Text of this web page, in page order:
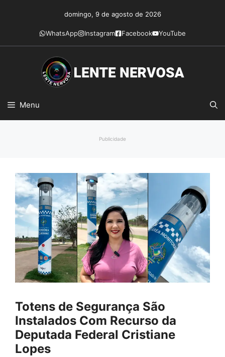
conteúdo
domingo, 9 de agosto de 2026
WhatsApp Instagram Facebook YouTube
Menu
Publicidade
Totens de Segurança São
Instalados Com Recurso da
Deputada Federal Cristiane
Lopes